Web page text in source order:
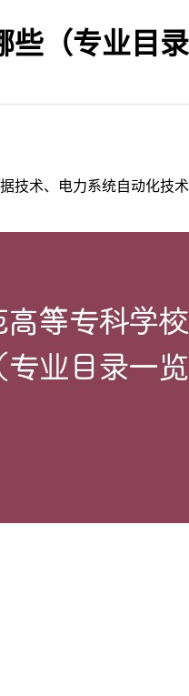
（专业目录
技术、电力系统自动化